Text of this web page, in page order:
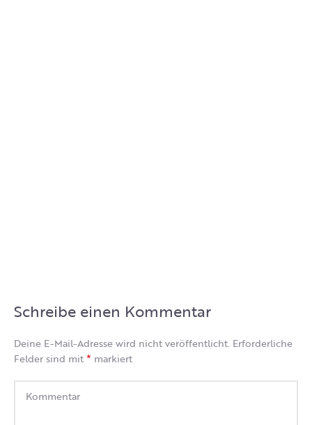
Schreibe einen Kommentar
Deine E-Mail-Adresse wird nicht veröffentlicht. Erforderliche
Felder sind mit* markiert